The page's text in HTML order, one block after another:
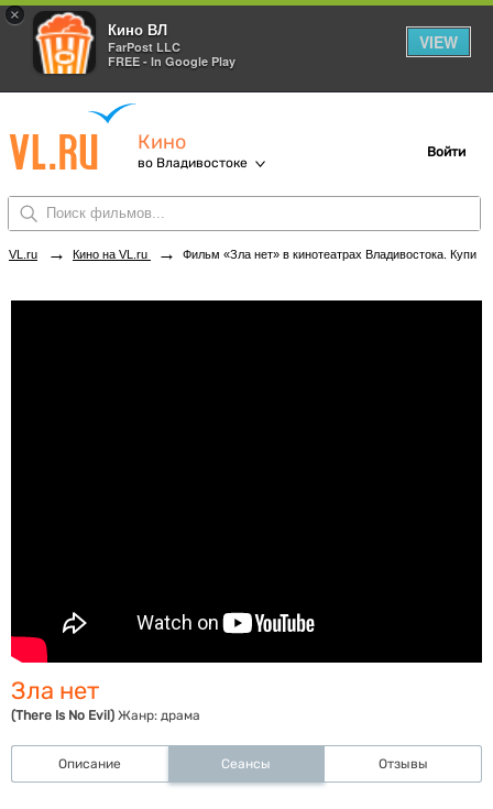
×
Кино ВЛ
FarPost LLC
FREE - In Google Play
VIEW
Кино
во Владивостоке
Войти
VL.ru → Кино на VL.ru → Фильм «Зла нет» в кинотеатрах Владивостока. Купить билеты!
Зла нет
(There Is No Evil) Жанр: драма
Описание Сеансы Отзывы